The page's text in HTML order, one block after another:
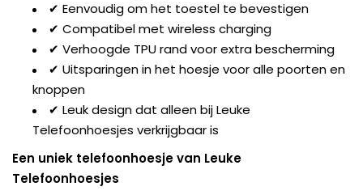
✔ Eenvoudig om het toestel te bevestigen
✔ Compatibel met wireless charging
✔ Verhoogde TPU rand voor extra bescherming
✔ Uitsparingen in het hoesje voor alle poorten en
knoppen
✔ Leuk design dat alleen bij Leuke
Telefoonhoesjes verkrijgbaar is
Een uniek telefoonhoesje van Leuke
Telefoonhoesjes